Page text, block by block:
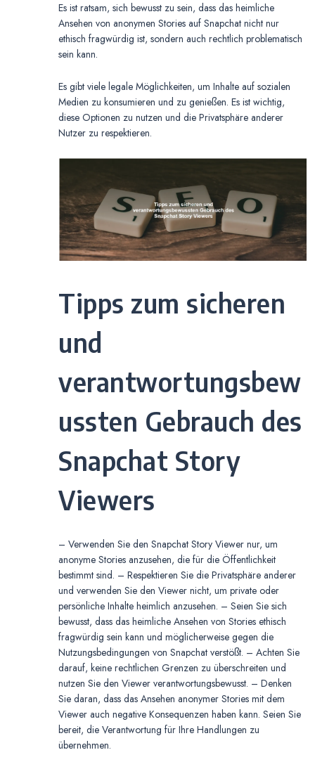
Es ist ratsam, sich bewusst zu sein, dass das heimliche
Ansehen von anonymen Stories auf Snapchat nicht nur
ethisch fragwürdig ist, sondern auch rechtlich problematisch
sein kann.
Es gibt viele legale Möglichkeiten, um Inhalte auf sozialen
Medien zu konsumieren und zu genießen. Es ist wichtig,
diese Optionen zu nutzen und die Privatsphäre anderer
Nutzer zu respektieren.
Tipps zum sicheren
und
verantwortungsbew
ussten Gebrauch des
Snapchat Story
Viewers
– Verwenden Sie den Snapchat Story Viewer nur, um
anonyme Stories anzusehen, die für die Öffentlichkeit
bestimmt sind. – Respektieren Sie die Privatsphäre anderer
und verwenden Sie den Viewer nicht, um private oder
persönliche Inhalte heimlich anzusehen. – Seien Sie sich
bewusst, dass das heimliche Ansehen von Stories ethisch
fragwürdig sein kann und möglicherweise gegen die
Nutzungsbedingungen von Snapchat verstößt. – Achten Sie
darauf, keine rechtlichen Grenzen zu überschreiten und
nutzen Sie den Viewer verantwortungsbewusst. – Denken
Sie daran, dass das Ansehen anonymer Stories mit dem
Viewer auch negative Konsequenzen haben kann. Seien Sie
bereit, die Verantwortung für Ihre Handlungen zu
übernehmen.